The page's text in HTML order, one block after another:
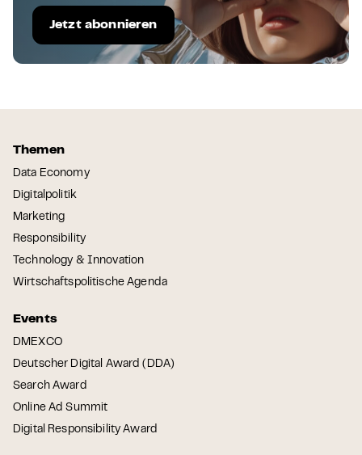
Jetzt abonnieren
Themen
Data Economy
Digitalpolitik
Marketing
Responsibility
Technology & Innovation
Wirtschaftspolitische Agenda
Events
DMEXCO
Deutscher Digital Award (DDA)
Search Award
Online Ad Summit
Digital Responsibility Award